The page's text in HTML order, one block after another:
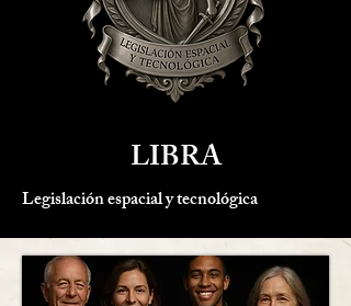
LIBRA
Legislación espacial y tecnológica